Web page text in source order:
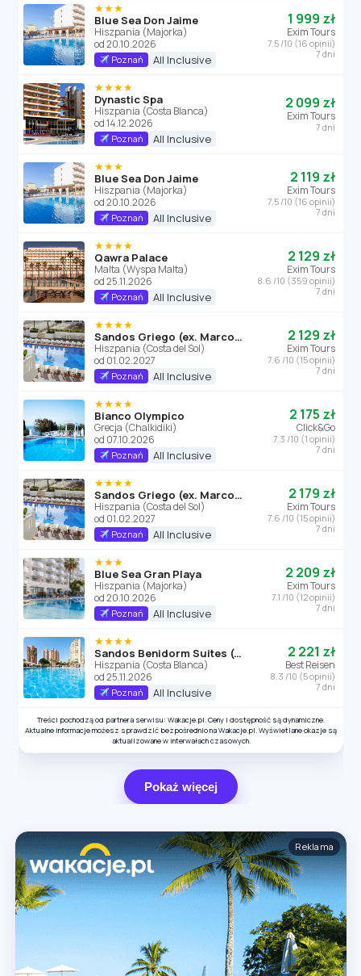
★★★
Blue Sea Don Jaime
Hiszpania (Majorka)
od 20.10.2026
Poznań All Inclusive
1 999 zł
Exim Tours
7.5 /10 (16 opinii)
7 dni
★★★★
Dynastic Spa
Hiszpania (Costa Blanca)
od 14.12.2026
Poznań All Inclusive
2 099 zł
Exim Tours
7 dni
★★★
Blue Sea Don Jaime
Hiszpania (Majorka)
od 20.10.2026
Poznań All Inclusive
2 119 zł
Exim Tours
7.5 /10 (16 opinii)
7 dni
★★★★
Qawra Palace
Malta (Wyspa Malta)
od 25.11.2026
Poznań All Inclusive
2 129 zł
Exim Tours
8.6 /10 (359 opinii)
7 dni
★★★★
Sandos Griego (ex. Marconfort Griego Mar)
Hiszpania (Costa del Sol)
od 01.02.2027
Poznań All Inclusive
2 129 zł
Exim Tours
7.6 /10 (15 opinii)
7 dni
★★★★
Bianco Olympico
Grecja (Chalkidiki)
od 07.10.2026
Poznań All Inclusive
2 175 zł
Click&Go
7.3 /10 (1 opinii)
7 dni
★★★★
Sandos Griego (ex. Marconfort Griego Mar)
Hiszpania (Costa del Sol)
od 01.02.2027
Poznań All Inclusive
2 179 zł
Exim Tours
7.6 /10 (15 opinii)
7 dni
★★★
Blue Sea Gran Playa
Hiszpania (Majorka)
od 20.10.2026
Poznań All Inclusive
2 209 zł
Exim Tours
7.1 /10 (12 opinii)
7 dni
★★★★
Sandos Benidorm Suites (ex Marconfort Benidorm Suites)
Hiszpania (Costa Blanca)
od 25.11.2026
Poznań All Inclusive
2 221 zł
Best Reisen
8.3 /10 (5 opinii)
7 dni
Treści pochodzą od partnera serwisu: Wakacje.pl. Ceny i dostępność są dynamiczne.
Aktualne informacje możesz sprawdzić bezpośrednio na Wakacje.pl. Wyświetlane okazje są
aktualizowane w interwałach czasowych.
Pokaż więcej
Reklama